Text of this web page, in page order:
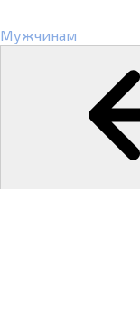
Мужчинам